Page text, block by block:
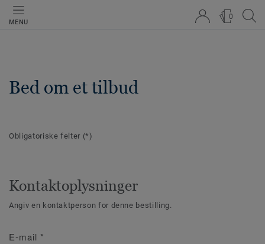
MENU
0
Bed om et tilbud
Obligatoriske felter (*)
Kontaktoplysninger
Angiv en kontaktperson for denne bestilling.
E-mail *